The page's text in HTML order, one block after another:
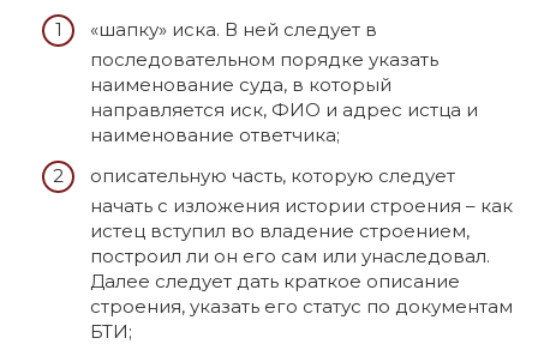
«шапку» иска. В ней следует в
последовательном порядке указать
наименование суда, в который
направляется иск, ФИО и адрес истца и
наименование ответчика;
описательную часть, которую следует
начать с изложения истории строения – как
истец вступил во владение строением,
построил ли он его сам или унаследовал.
Далее следует дать краткое описание
строения, указать его статус по документам
БТИ;